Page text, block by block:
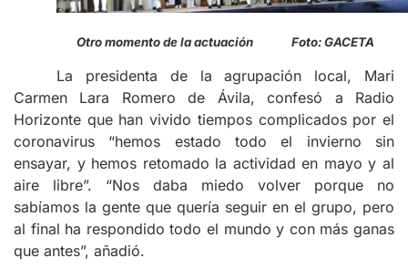
Otro momento de la actuación Foto: GACETA
La presidenta de la agrupación local, Mari
Carmen Lara Romero de Ávila, confesó a Radio
Horizonte que han vivido tiempos complicados por el
coronavirus “hemos estado todo el invierno sin
ensayar, y hemos retomado la actividad en mayo y al
aire libre”. “Nos daba miedo volver porque no
sabíamos la gente que quería seguir en el grupo, pero
al final ha respondido todo el mundo y con más ganas
que antes”, añadió.